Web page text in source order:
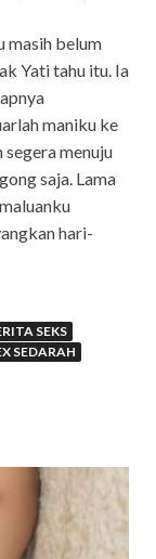
masih belum
Yati tahu itu. Ia
maniku ke
menuju
saja. Lama
hari-
SEKS
SEDARAH